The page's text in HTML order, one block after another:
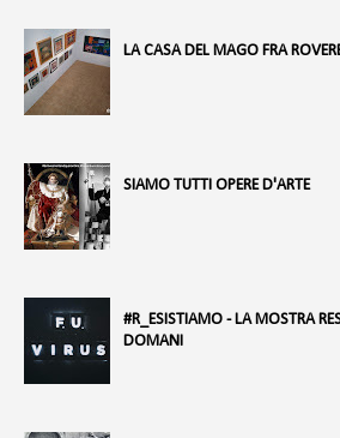
LA CASA DEL MAGO FRA
SIAMO TUTTI OPERE D'ARTE
#R_ESISTIAMO - LA MOSTRA
DOMANI